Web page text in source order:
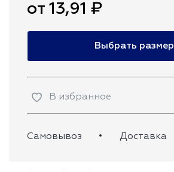
от 13,91 ₽
Выбрать размер
В избранное
Самовывоз • Доставка